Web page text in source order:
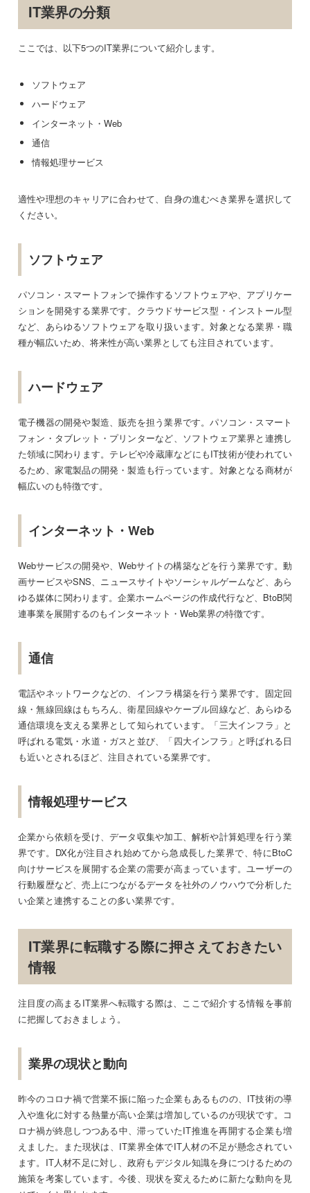
IT業界の分類
ここでは、以下5つのIT業界について紹介します。
ソフトウェア
ハードウェア
インターネット・Web
通信
情報処理サービス
適性や理想のキャリアに合わせて、自身の進むべき業界を選択して
ください。
ソフトウェア
パソコン・スマートフォンで操作するソフトウェアや、アプリケー
ションを開発する業界です。クラウドサービス型・インストール型
など、あらゆるソフトウェアを取り扱います。対象となる業界・職
種が幅広いため、将来性が高い業界としても注目されています。
ハードウェア
電子機器の開発や製造、販売を担う業界です。パソコン・スマート
フォン・タブレット・プリンターなど、ソフトウェア業界と連携し
た領域に関わります。テレビや冷蔵庫などにもIT技術が使われてい
るため、家電製品の開発・製造も行っています。対象となる商材が
幅広いのも特徴です。
インターネット・Web
Webサービスの開発や、Webサイトの構築などを行う業界です。動
画サービスやSNS、ニュースサイトやソーシャルゲームなど、あら
ゆる媒体に関わります。企業ホームページの作成代行など、BtoB関
連事業を展開するのもインターネット・Web業界の特徴です。
通信
電話やネットワークなどの、インフラ構築を行う業界です。固定回
線・無線回線はもちろん、衛星回線やケーブル回線など、あらゆる
通信環境を支える業界として知られています。「三大インフラ」と
呼ばれる電気・水道・ガスと並び、「四大インフラ」と呼ばれる日
も近いとされるほど、注目されている業界です。
情報処理サービス
企業から依頼を受け、データ収集や加工、解析や計算処理を行う業
界です。DX化が注目され始めてから急成長した業界で、特にBtoC
向けサービスを展開する企業の需要が高まっています。ユーザーの
行動履歴など、売上につながるデータを社外のノウハウで分析した
い企業と連携することの多い業界です。
IT業界に転職する際に押さえておきたい
情報
注目度の高まるIT業界へ転職する際は、ここで紹介する情報を事前
に把握しておきましょう。
業界の現状と動向
昨今のコロナ禍で営業不振に陥った企業もあるものの、IT技術の導
入や進化に対する熱量が高い企業は増加しているのが現状です。コ
ロナ禍が終息しつつある中、滞っていたIT推進を再開する企業も増
えました。また現状は、IT業界全体でIT人材の不足が懸念されてい
ます。IT人材不足に対し、政府もデジタル知識を身につけるための
施策を考案しています。今後、現状を変えるために新たな動向を見